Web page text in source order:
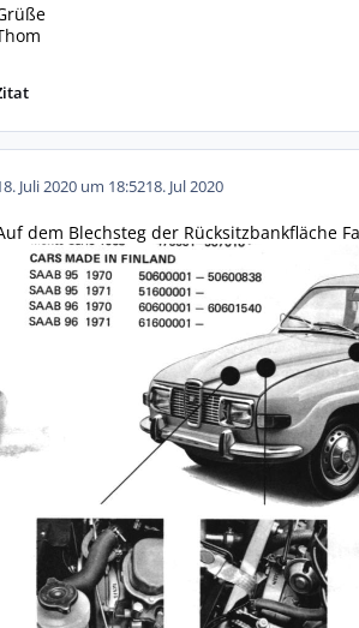
Juli 2020 um 18:5218. Jul 2020
dem Blechsteg der Rücksitzbankfläche